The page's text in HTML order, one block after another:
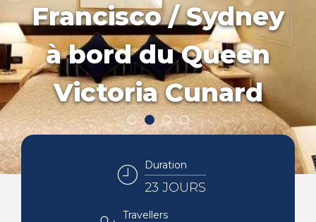
Francisco / Sydney
à bord du Queen
Victoria Cunard
Duration
23 JOURS
Travellers